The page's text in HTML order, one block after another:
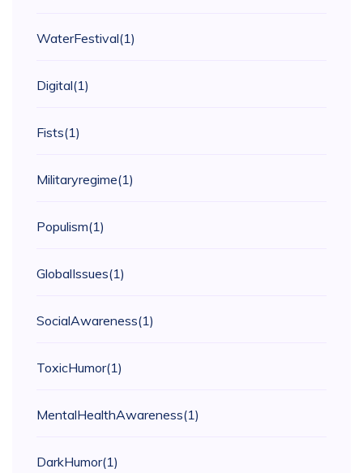
WaterFestival(1)
Digital(1)
Fists(1)
Militaryregime(1)
Populism(1)
GlobalIssues(1)
SocialAwareness(1)
ToxicHumor(1)
MentalHealthAwareness(1)
DarkHumor(1)